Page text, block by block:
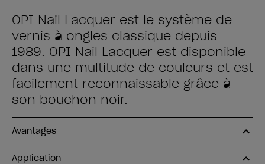
OPI Nail Lacquer est le système de
vernis à ongles classique depuis
1989. OPI Nail Lacquer est disponible
dans une multitude de couleurs et est
facilement reconnaissable grâce à
son bouchon noir.
Avantages
Application